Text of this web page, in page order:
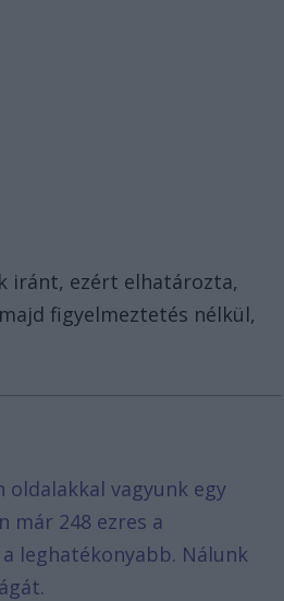
iránt, ezért elhatározta,
figyelmeztetés nélkül,
oldalakkal vagyunk egy
már 248 ezres a
leghatékonyabb. Nálunk